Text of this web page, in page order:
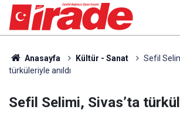
Anasayfa Kültür - Sanat
Sefil
türküleriyle anıldı
Sefil Selimi, Sivas’ta